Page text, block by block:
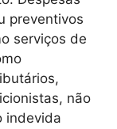
preventivos
serviços de
não
indevida